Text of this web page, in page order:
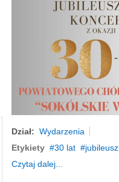
Dział: Wydarzenia
Etykiety
30 lat jubileusz
Czytaj dalej...